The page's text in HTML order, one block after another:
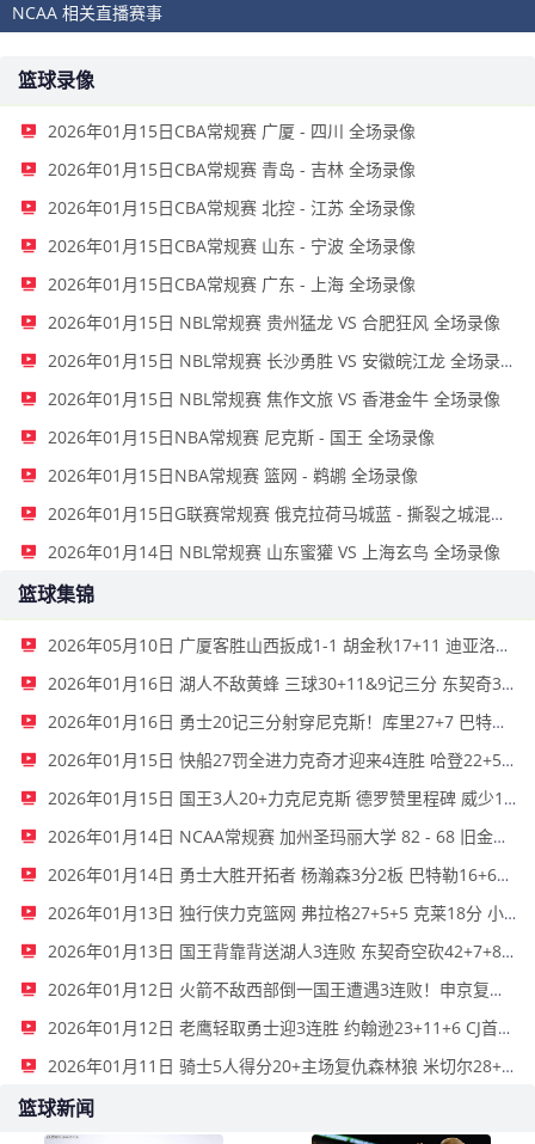
NCAA 相关直播赛事
篮球录像
2026年01月15日CBA常规赛 广厦 - 四川 全场录像
2026年01月15日CBA常规赛 青岛 - 吉林 全场录像
2026年01月15日CBA常规赛 北控 - 江苏 全场录像
2026年01月15日CBA常规赛 山东 - 宁波 全场录像
2026年01月15日CBA常规赛 广东 - 上海 全场录像
2026年01月15日 NBL常规赛 贵州猛龙 VS 合肥狂风 全场录像
2026年01月15日 NBL常规赛 长沙勇胜 VS 安徽皖江龙 全场录像
2026年01月15日 NBL常规赛 焦作文旅 VS 香港金牛 全场录像
2026年01月15日NBA常规赛 尼克斯 - 国王 全场录像
2026年01月15日NBA常规赛 篮网 - 鹈鹕 全场录像
2026年01月15日G联赛常规赛 俄克拉荷马城蓝 - 撕裂之城混音 全场录像
2026年01月14日 NBL常规赛 山东蜜獾 VS 上海玄鸟 全场录像
篮球集锦
2026年05月10日 广厦客胜山西扳成1-1 胡金秋17+11 迪亚洛关键上篮不中
2026年01月16日 湖人不敌黄蜂 三球30+11&9记三分 东契奇39分 詹姆斯29+9+6
2026年01月16日 勇士20记三分射穿尼克斯！库里27+7 巴特勒32+8 穆迪三分9中7
2026年01月15日 快船27罚全进力克奇才迎来4连胜 哈登22+5+8 伦纳德33分4断
2026年01月15日 国王3人20+力克尼克斯 德罗赞里程碑 威少11助 布伦森伤退
2026年01月14日 NCAA常规赛 加州圣玛丽大学 82 - 68 旧金山大学 全场集锦
2026年01月14日 勇士大胜开拓者 杨瀚森3分2板 巴特勒16+6+5 库里9中2送11助
2026年01月13日 独行侠力克篮网 弗拉格27+5+5 克莱18分 小波特28+9
2026年01月13日 国王背靠背送湖人3连败 东契奇空砍42+7+8+4断 威少22+5+7
2026年01月12日 火箭不敌西部倒一国王遭遇3连败！申京复出19+9 阿门31+13+6
2026年01月12日 老鹰轻取勇士迎3连胜 约翰逊23+11+6 CJ首秀12分 库里31+5
2026年01月11日 骑士5人得分20+主场复仇森林狼 米切尔28+8 爱德华兹25+5
篮球新闻